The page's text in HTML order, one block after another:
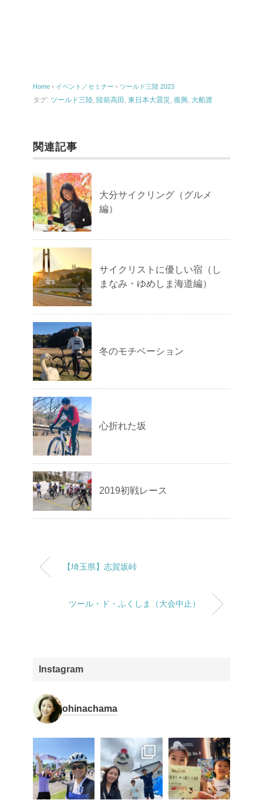
Home › イベント／セミナー › ツールド三陸 2023
タグ: ツールド三陸, 陸前高田 , 東日本大震災 , 復興, 大船渡
関連記事
大分サイクリング（グルメ
編）
サイクリストに優しい宿（し
まなみ・ゆめしま海道編）
冬のモチベーション
心折れた坂
2019初戦レース
【埼玉県】志賀坂峠
ツール・ド・ふくしま（大会中止）
Instagram
ohinachama